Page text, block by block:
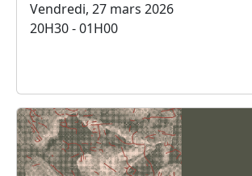
Vendredi, 27 mars 2026
20H30 - 01H00